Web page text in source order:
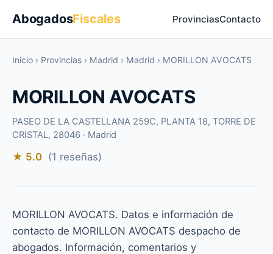
AbogadosFiscales ProvinciasContacto
Inicio › Provincias › Madrid › Madrid › MORILLON AVOCATS
MORILLON AVOCATS
PASEO DE LA CASTELLANA 259C, PLANTA 18, TORRE DE
CRISTAL, 28046 · Madrid
★ 5.0 (1 reseñas)
MORILLON AVOCATS. Datos e información de
contacto de MORILLON AVOCATS despacho de
abogados. Información, comentarios y